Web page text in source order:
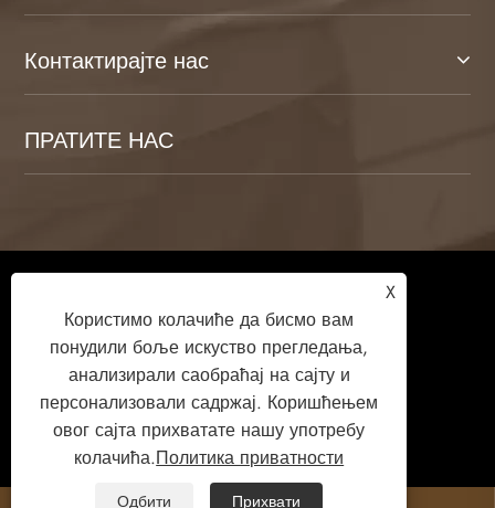
Контактирајте нас
ПРАТИТЕ НАС
Ауторско право © 2026 Веифанг Камуланг
Хоме Тецхнологи Цо., Лтд. Сва права
задржана.
Links Sitemap RSS
XML
Политика приватности
X
Користимо колачиће да бисмо вам
понудили боље искуство прегледања,
анализирали саобраћај на сајту и
персонализовали садржај. Коришћењем
овог сајта прихватате нашу употребу
колачића.Политика приватности
Одбити Прихвати